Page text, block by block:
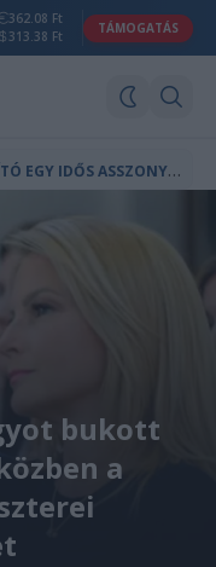
362.08 Ft
313.38 Ft
TÁMOGATÁS
H
ALVA VITT HAZA A BETEGSZÁLLÍTÓ EGY IDŐS ASSZONYT HATVANBAN
bukott
a